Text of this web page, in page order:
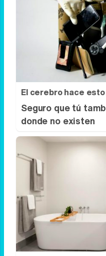
¿Sabías que existen?
Estas criaturas
sacadas de otro
El cerebro hace esto
Seguro que tú
donde no existen